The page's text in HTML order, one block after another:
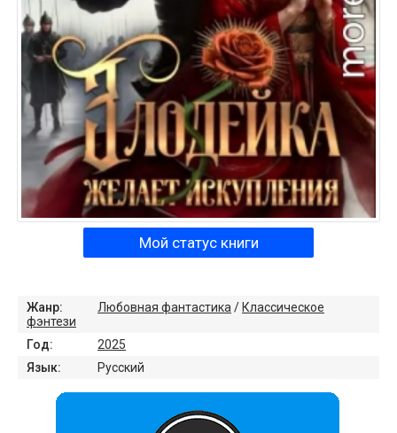
Мой статус книги
Жанр: Любовная фантастика /Классическое
фэнтези
Год:
2025
Язык:
Русский